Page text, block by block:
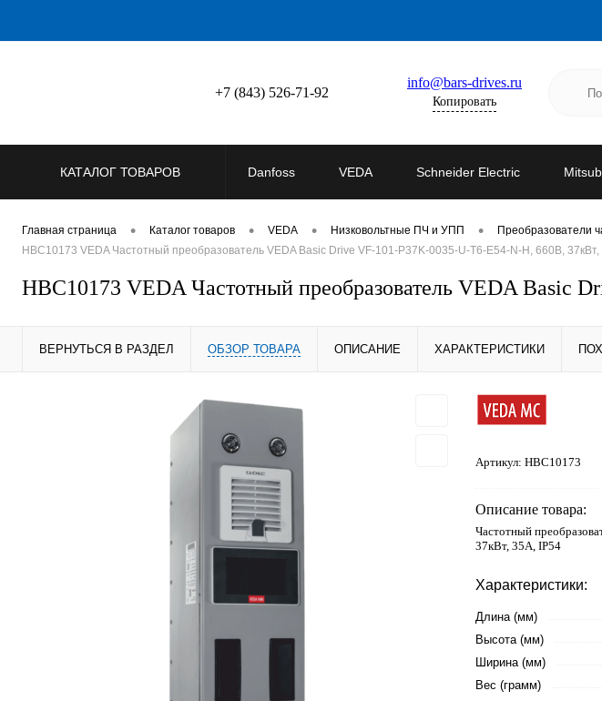
+7 (843) 526-71-92
info@bars-drives.ru
Копировать
КАТАЛОГ ТОВАРОВ Danfoss VEDA Schneider Electric
Главная страница • Каталог товаров • VEDA • Низковольтные ПЧ и УПП • Преобразователи
HBC10173 VEDA Частотный преобразователь VEDA Basic Drive VF-101-P37K-0035-U-T6-E54-N-H, 660В,
HBC10173 VEDA Частотный преобразователь VEDA Basic
ВЕРНУТЬСЯ В РАЗДЕЛ ОБЗОР ТОВАРА ОПИСАНИЕ ХАРАКТЕРИСТИКИ
Артикул: HBC10173
Описание товара:
Частотный
37кВт, 35А, IP54
Характеристики:
Длина (мм)
Высота (мм)
Ширина (мм)
Вес (грамм)